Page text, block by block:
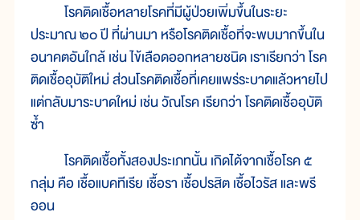
โรคติดเชื้อหลายโรคที่มีผู้ป่วยเพิ่มขึ้นในระยะ
ประมาณ ๒๐ ปี ที่ผ่านมา หรือโรคติดเชื้อที่จะพบมากขึ้นใน
อนาคตอันใกล้ เช่น ไข้เลือดออกหลายชนิด เราเรียกว่า โรค
ติดเชื้ออุบัติใหม่ ส่วนโรคติดเชื้อที่เคยแพร่ระบาดแล้วหายไป
แต่กลับมาระบาดใหม่ เช่น วัณโรค เรียกว่า โรคติดเชื้ออุบัติ
ซ้ำ
โรคติดเชื้อทั้งสองประเภทนั้น เกิดได้จากเชื้อโรค ๕
กลุ่ม คือ เชื้อแบคทีเรีย เชื้อรา เชื้อปรสิต เชื้อไวรัส และพรี
ออน